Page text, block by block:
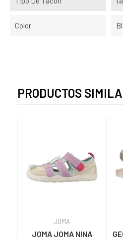
Color
PRODUCTOS
JOMA
JOMA JOMA NINA